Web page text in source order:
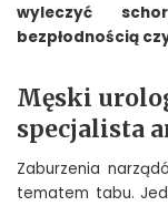
wyleczyć
bezpłodnością
Męski
specjalista
Zaburzenia
tematem tabu.